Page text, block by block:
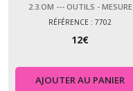
2.3.OM --- OUTILS - MESURE
RÉFÉRENCE : 7702
12€
AJOUTER AU PANIER